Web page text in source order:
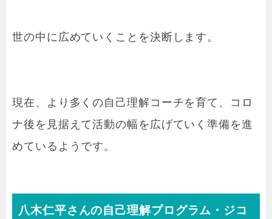
世の中に広めていくことを決断します。
現在、より多くの自己理解コーチを育て、コロ
ナ後を見据えて活動の幅を広げていく準備を進
めているようです。
八木仁平さんの自己理解プログラム・ジコ